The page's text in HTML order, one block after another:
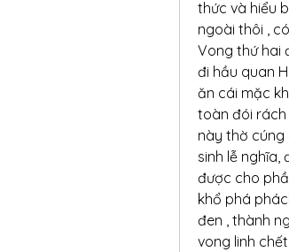
thức và hiểu
ngoài thôi ,
Vong thứ hai
đi hầu quan
ăn cái mặc
toàn đói rách
này thờ cúng
sinh lễ
được cho
khổ phá
đen , thành
vong linh